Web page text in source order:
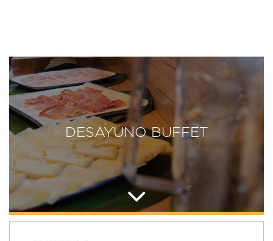
DESAYUNO BUFFET